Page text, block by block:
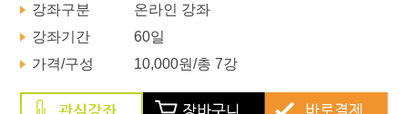
강좌구분
온라인 강좌
강좌기간
60일
가격/구성
10,000원/총 7강